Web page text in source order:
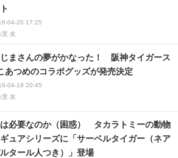
04-20 17:25
里 友
04-19 20:45
里 友
まさんの夢がかなった！ 阪神タイガース
あつめのコラボグッズが発売決定
必要なのか（困惑） タカラトミーの動物
ュアシリーズに「サーベルタイガー（ネア
タール人つき）」登場